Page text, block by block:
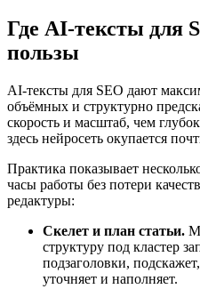
Где AI-тексты для
пользы
AI-тексты для SEO дают
объёмных и структурно
скорость и масштаб, чем
здесь нейросеть окупается
Практика показывает
часы работы без потери
редактуры:
Скелет и план статьи.
структуру под кластер
подзаголовки,
уточняет и наполняет.